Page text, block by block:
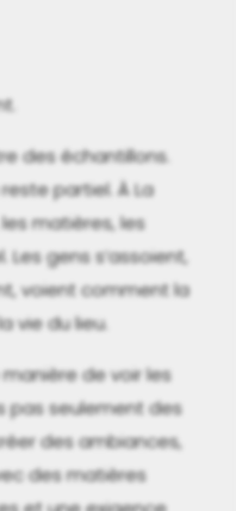
des échantillons.
partiel. À La
matières, les
gens s’assoient,
voient comment la
vie du lieu.
de voir les
pas seulement des
des ambiances,
des matières